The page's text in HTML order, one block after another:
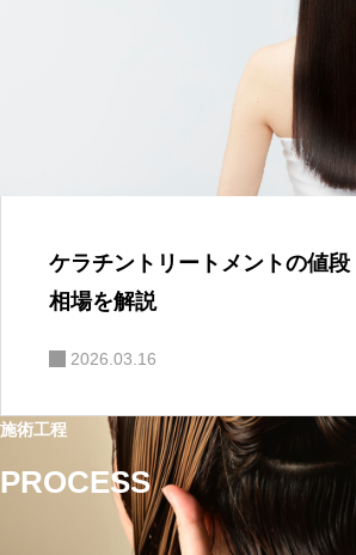
ケラチントリートメントの値
相場を解説
2026.03.16
施術工程
PROCESS